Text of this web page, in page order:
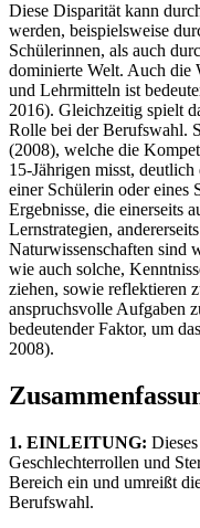
Diese Disparität kann
werden, beispielsweise
Schülerinnen, als auch
dominierte Welt. Auch die
und Lehrmitteln ist
2016). Gleichzeitig spielt
Rolle bei der Berufswahl.
(2008), welche die
15-Jährigen misst,
einer Schülerin oder eines
Ergebnisse, die einerseits
Lernstrategien,
Naturwissenschaften sind
wie auch solche,
ziehen, sowie reflektieren
anspruchsvolle Aufgaben
bedeutender Faktor, um
2008).
1. EINLEITUNG:
Geschlechterrollen und
Bereich ein und umreißt
Berufswahl.